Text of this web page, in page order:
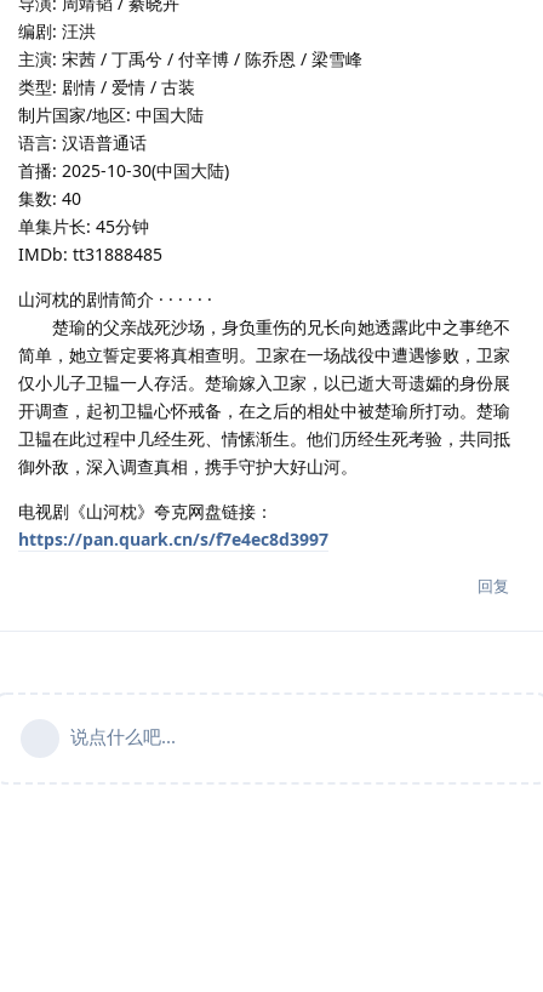
编剧: 汪洪
主演: 宋茜 / 丁禹兮 / 付辛博 / 陈乔恩 / 梁雪峰
类型: 剧情 / 爱情 / 古装
制片国家/地区: 中国大陆
语言: 汉语普通话
首播: 2025-10-30(中国大陆)
集数: 40
单集片长: 45分钟
IMDb: tt31888485
山河枕的剧情简介 · · · · · ·
楚瑜的父亲战死沙场，身负重伤的兄长向她透露此中之事绝不
简单，她立誓定要将真相查明。卫家在一场战役中遭遇惨败，卫家
仅小儿子卫韫一人存活。楚瑜嫁入卫家，以已逝大哥遗孀的身份展
开调查，起初卫韫心怀戒备，在之后的相处中被楚瑜所打动。楚瑜
卫韫在此过程中几经生死、情愫渐生。他们历经生死考验，共同抵
御外敌，深入调查真相，携手守护大好山河。
电视剧《山河枕》夸克网盘链接：
https://pan.quark.cn/s/f7e4ec8d3997
回复
说点什么吧...